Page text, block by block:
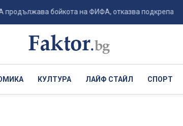
бойкота на ФИФА, отказва подкрепа за
КУЛТУРА ЛАЙФ СТАЙЛ СПОРТ